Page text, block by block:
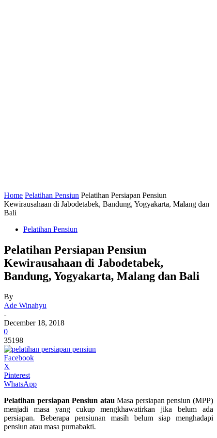
Home Pelatihan Pensiun Pelatihan Persiapan Pensiun
Kewirausahaan di Jabodetabek, Bandung, Yogyakarta, Malang dan
Bali
Pelatihan Pensiun
Pelatihan Persiapan Pensiun
Kewirausahaan di Jabodetabek,
Bandung, Yogyakarta, Malang dan Bali
By
Ade Winahyu
-
December 18, 2018
0
35198
Facebook
X
Pinterest
WhatsApp
Pelatihan persiapan Pensiun atauMasa persiapan pensiun (MPP)
menjadi masa yang cukup mengkhawatirkan jika belum ada
persiapan. Beberapa pensiunan masih belum siap menghadapi
pensiun atau masa purnabakti.